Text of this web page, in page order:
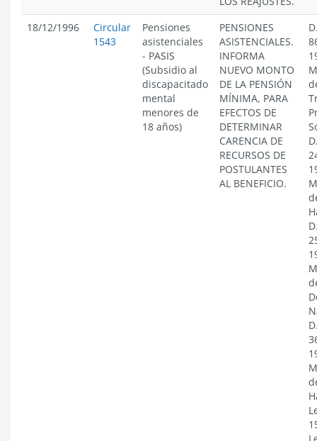
18/12/1996
Circular
1543
Pensiones
asistenciales
- PASIS
(Subsidio al
discapacitado
mental
menores de
18 años)
PENSIONES
ASISTENCIALES.
INFORMA
NUEVO MONTO
DE LA PENSIÓN
MÍNIMA, PARA
EFECTOS DE
DETERMINAR
CARENCIA DE
RECURSOS DE
POSTULANTES
AL BENEFICIO.